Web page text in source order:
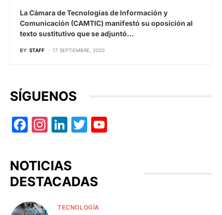
La Cámara de Tecnologías de Información y
Comunicación (CAMTIC) manifestó su oposición al
texto sustitutivo que se adjuntó…
BY STAFF 17 SEPTIEMBRE, 2020
SÍGUENOS
Facebook
Instagram
LinkedIn
Twitter
NOTICIAS
DESTACADAS
TECNOLOGÍA